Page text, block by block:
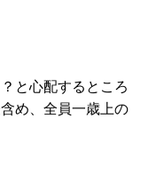
と心配するところ
め、全員一歳上の